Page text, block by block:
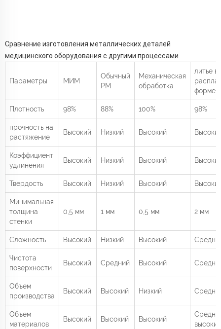
Сравнение изготовления металлических деталей
медицинского оборудования с другими процессами
Параметры МИМ
Обычный
PM
Механическая
обработка
литье в
форме
Плотность 98% 88% 100% 98%
прочность на
растяжение
Высокий Низкий Высокий
Коэффициент
удлинения
Высокий Низкий Высокий
Твердость Высокий Низкий Высокий
Минимальная
толщина
стенки
0,5 мм 1 мм 0,5 мм 2 мм
Сложность Высокий Низкий Высокий
Чистота
поверхности
Высокий Средний Высокий
Объем
производства
Высокий Высокий Низкий
Объем
материалов
Высокий Высокий Высокий
высокий